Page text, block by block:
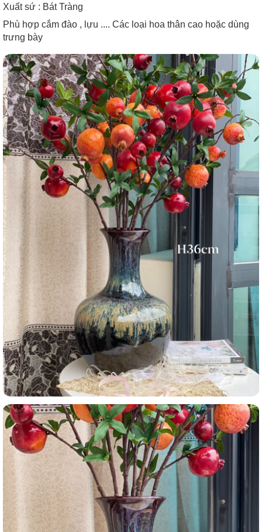
Xuất sứ : Bát Tràng
Phù hợp cắm đào , lựu .... Các loại hoa thân cao hoặc dùng
trưng bày